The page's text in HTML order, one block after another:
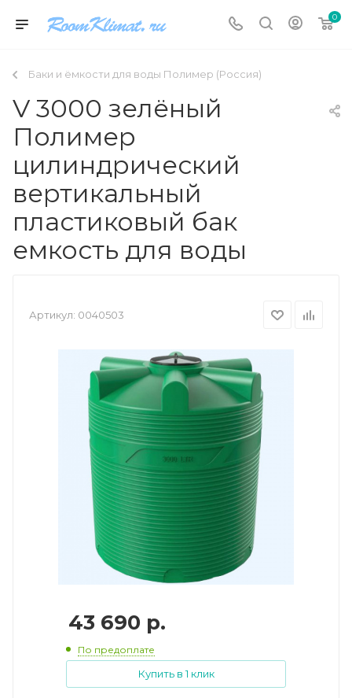
0
Баки и ёмкости для воды Полимер (Россия)
V 3000 зелёный
Полимер
цилиндрический
вертикальный
пластиковый бак
емкость для воды
Артикул: 0040503
43 690 р.
По предоплате
Купить в 1 клик